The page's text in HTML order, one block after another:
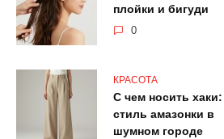
плойки и бигуди
0
КРАСОТА
С чем носить хаки:
стиль амазонки в
шумном городе